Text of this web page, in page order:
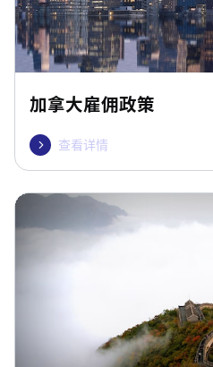
加拿大雇佣政策
 查看详情